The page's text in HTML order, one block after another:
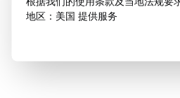
地区：美国 提供服务